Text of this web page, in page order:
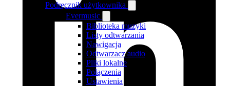
Podręcznik użytkownika
Evermusic
Biblioteka muzyki
Listy odtwarzania
Nawigacja
Odtwarzacz audio
Pliki lokalne
Połączenia
Ustawienia